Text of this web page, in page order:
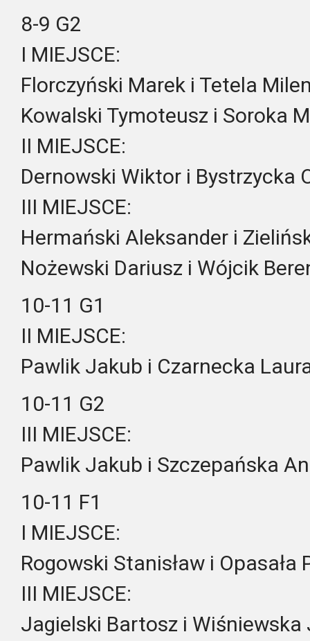
8-9 G2
I MIEJSCE:
Florczyński Marek i Tetela
Kowalski Tymoteusz i Soroka
II MIEJSCE:
Dernowski Wiktor i Bystrzycka
III MIEJSCE:
Hermański Aleksander i
Nożewski Dariusz i Wójcik
10-11 G1
II MIEJSCE:
Pawlik Jakub i Czarnecka
10-11 G2
III MIEJSCE:
Pawlik Jakub i Szczepańska
10-11 F1
I MIEJSCE:
Rogowski Stanisław i Opasała
III MIEJSCE:
Jagielski Bartosz i Wiśniewska